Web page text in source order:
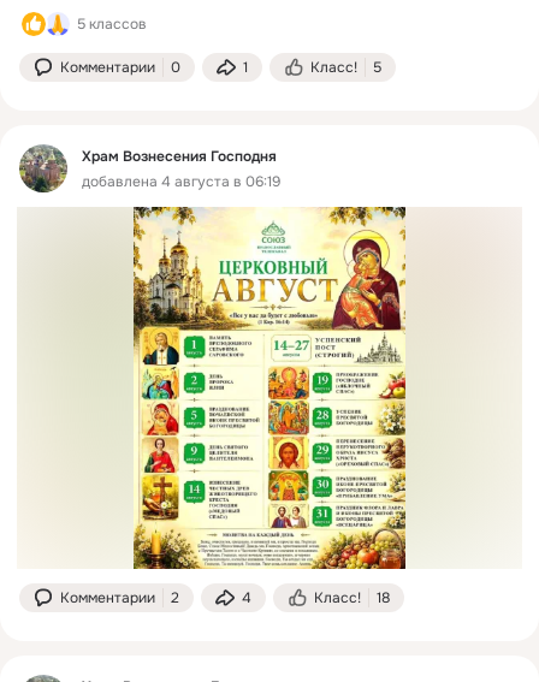
5 классов
Комментарии 0 1 Класс! 5
Храм Вознесения Господня
добавлена 4 августа в 06:19
Комментарии 2 4 Класс! 18